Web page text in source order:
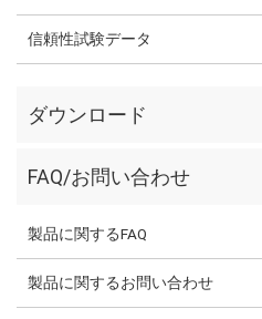
信頼性試験データ
ダウンロード
FAQ/お問い合わせ
製品に関するFAQ
製品に関するお問い合わせ